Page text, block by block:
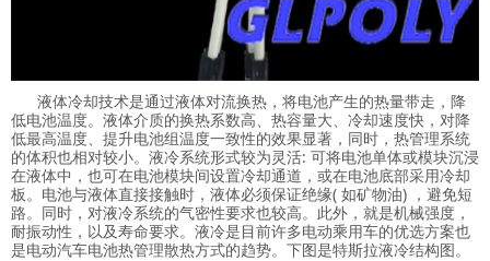
液体冷却技术是通过液体对流换热，将电池产生的热量带走，降
低电池温度。液体介质的换热系数高、热容量大、冷却速度快，对降
低最高温度、提升电池组温度一致性的效果显著，同时，热管理系统
的体积也相对较小。液冷系统形式较为灵活: 可将电池单体或模块沉浸
在液体中，也可在电池模块间设置冷却通道，或在电池底部采用冷却
板。电池与液体直接接触时，液体必须保证绝缘( 如矿物油) ，避免短
路。同时，对液冷系统的气密性要求也较高。此外，就是机械强度，
耐振动性，以及寿命要求。液冷是目前许多电动乘用车的优选方案也
是电动汽车电池热管理散热方式的趋势。下图是特斯拉液冷结构图。